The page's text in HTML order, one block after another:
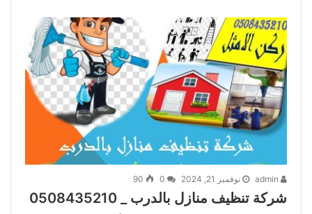
نوفمبر 21, 2024 90
شركة تنظيف منازل بالدرب _ 0508435210